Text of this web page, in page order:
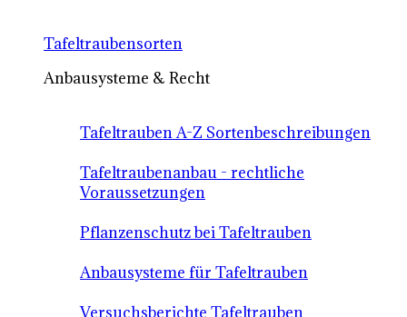
Tafeltraubensorten
Anbausysteme & Recht
Tafeltrauben A-Z Sortenbeschreibungen
Tafeltraubenanbau - rechtliche
Voraussetzungen
Pflanzenschutz bei Tafeltrauben
Anbausysteme für Tafeltrauben
Versuchsberichte Tafeltrauben